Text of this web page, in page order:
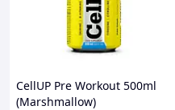
CellUP Pre Workout 500ml
(Marshmallow)